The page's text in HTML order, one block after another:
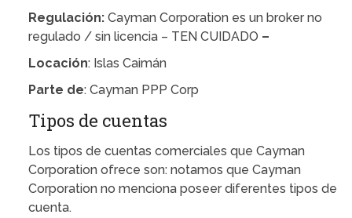
Regulación:Cayman Corporation es un broker no
regulado / sin licencia – TEN CUIDADO –
Locación: Islas Caimán
Parte de: Cayman PPP Corp
Tipos de cuentas
Los tipos de cuentas comerciales que Cayman
Corporation ofrece son: notamos que Cayman
Corporation no menciona poseer diferentes tipos de
cuenta.